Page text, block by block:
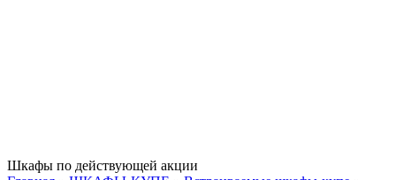
Шкафы по действующей акции